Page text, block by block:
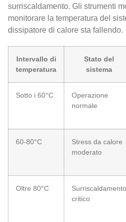
surriscaldamento. Gli strumenti
monitorare la temperatura del
dissipatore di calore sta fallendo.
Intervallo di
temperatura
Stato del
sistema
Sotto i 60°C
Operazione
normale
60-80°C
Stress da calore
moderato
Oltre 80°C
Surriscaldamento
critico